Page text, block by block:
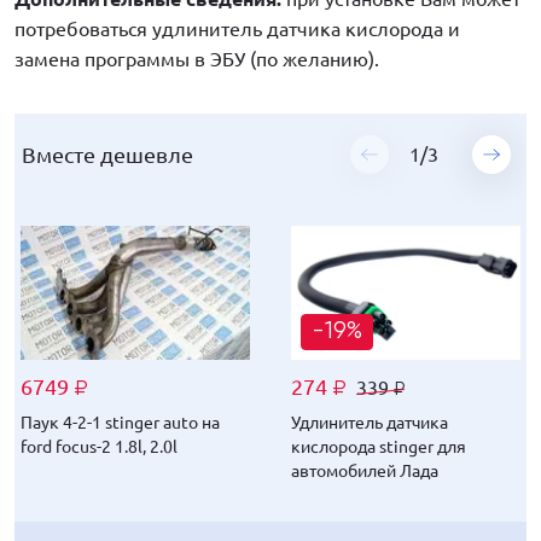
потребоваться удлинитель датчика кислорода и
замена программы в ЭБУ (по желанию).
Вместе дешевле 1 /3
6749 ₽
Паук 4-2-1 stinger auto на
ford focus-2 1.8l, 2.0l
-19%
274 ₽ 339₽
Удлинитель датчика
кислорода stinger для
автомобилей Лада
Вместе дешевле 1 /3
6749 ₽
Паук 4-2-1 stinger auto на
ford focus-2 1.8l, 2.0l
-19%
136 ₽ 169₽
Заглушка (проставка)
датчика кислорода
Вместе дешевле 1 /3
6749 ₽
Паук 4-2-1 stinger auto на
ford focus-2 1.8l, 2.0l
-19%
112 ₽ 139₽
Комплект веерных
форсунок Мерс gt
универсальных на гайке